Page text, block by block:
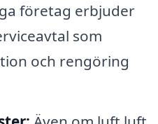
företag erbjuder
som
och rengöring